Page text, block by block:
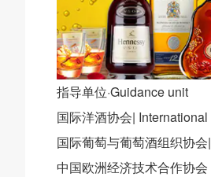
指导单位·Guidance unit
国际洋酒协会|
国际葡萄与葡萄酒组织协
中国欧洲经济技术合作协会